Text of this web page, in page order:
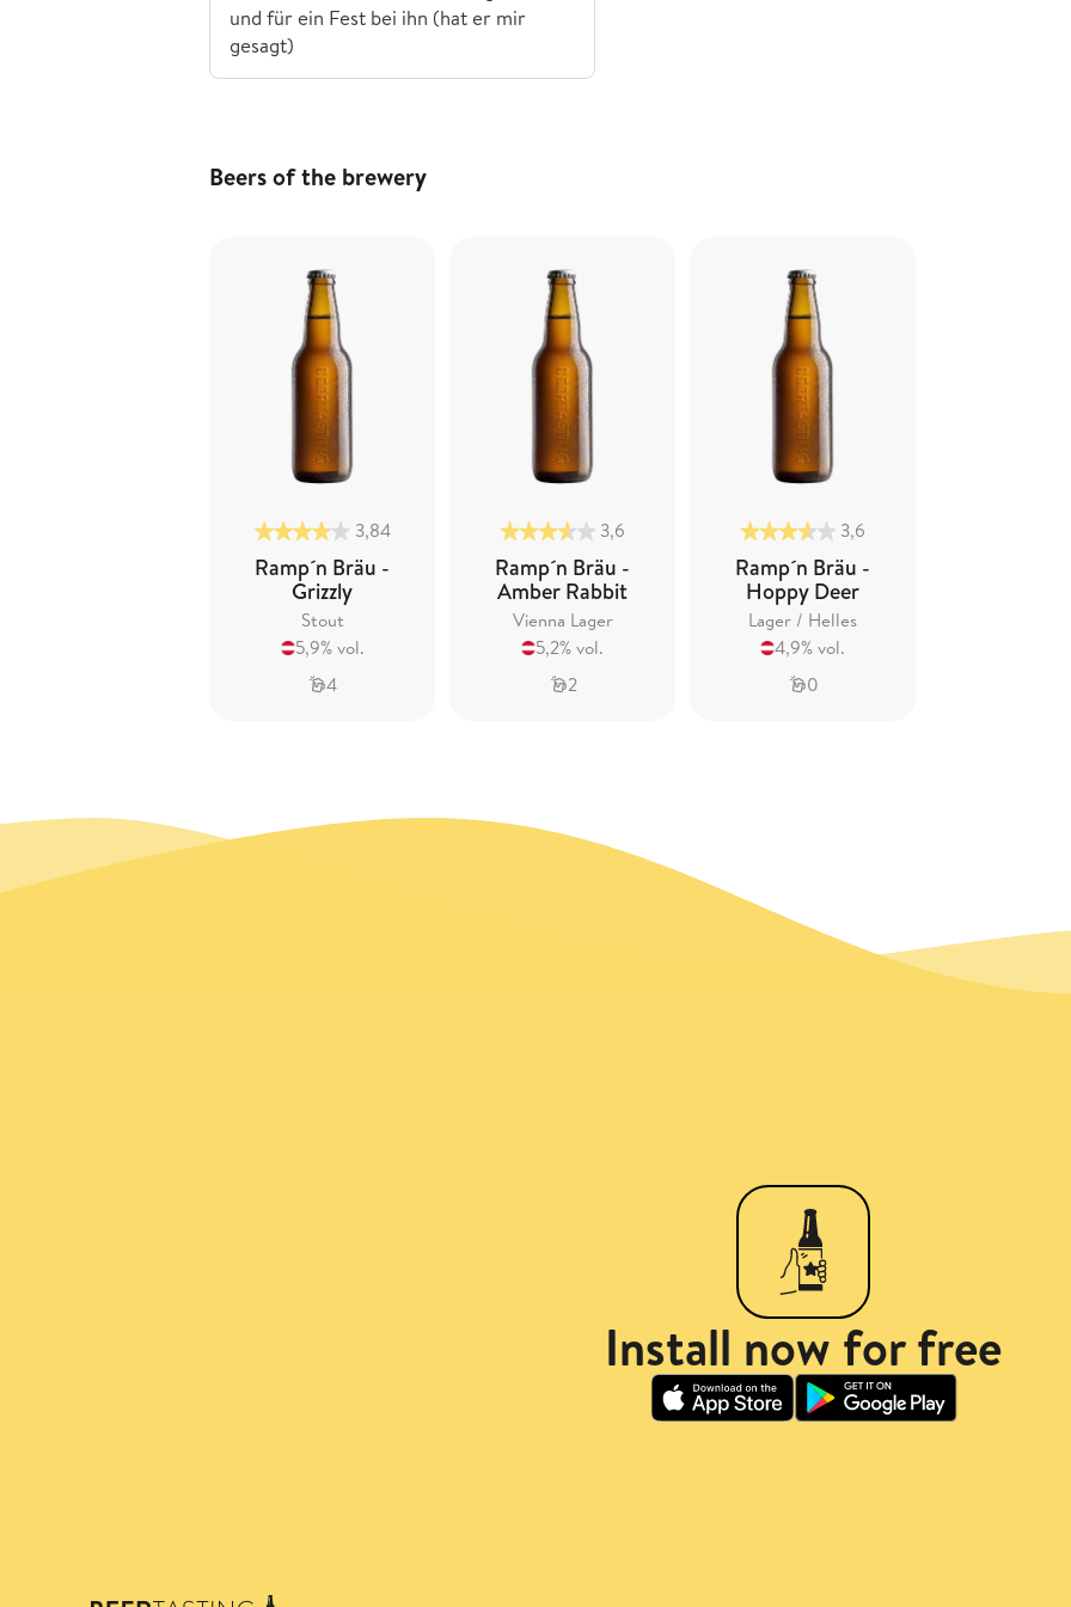
und für ein Fest bei ihn (hat er mir
gesagt)
Beers of the brewery
3,84
Ramp´n Bräu -
Grizzly
Stout
5,9% vol.
4
3,6
Ramp´n Bräu -
Amber Rabbit
Vienna Lager
5,2% vol.
2
3,6
Ramp´n Bräu -
Hoppy Deer
Lager / Helles
4,9% vol.
0
Install now for free